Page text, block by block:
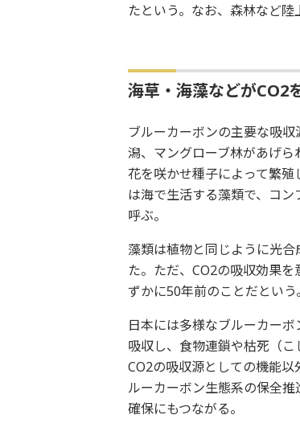
たという。なお、森林など
海草・海藻などがCO2
ブルーカーボンの主要な吸
潟、マングローブ林があげ
花を咲かせ種子によって繁
は海で生活する藻類で、コ
呼ぶ。
藻類は植物と同じように光
た。ただ、CO2の吸収効果
ずかに50年前のことだという。
日本には多様なブルーカー
吸収し、食物連鎖や枯死（
CO2の吸収源としての機能
ルーカーボン生態系の保全
確保にもつながる。